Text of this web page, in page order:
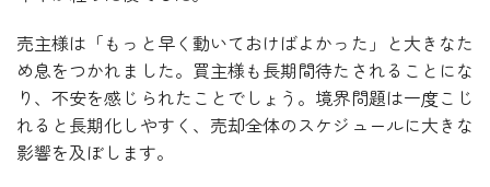
売主様は「もっと早く動いておけばよかった」と大きなた
め息をつかれました。買主様も長期間待たされることにな
り、不安を感じられたことでしょう。境界問題は一度こじ
れると長期化しやすく、売却全体のスケジュールに大きな
影響を及ぼします。